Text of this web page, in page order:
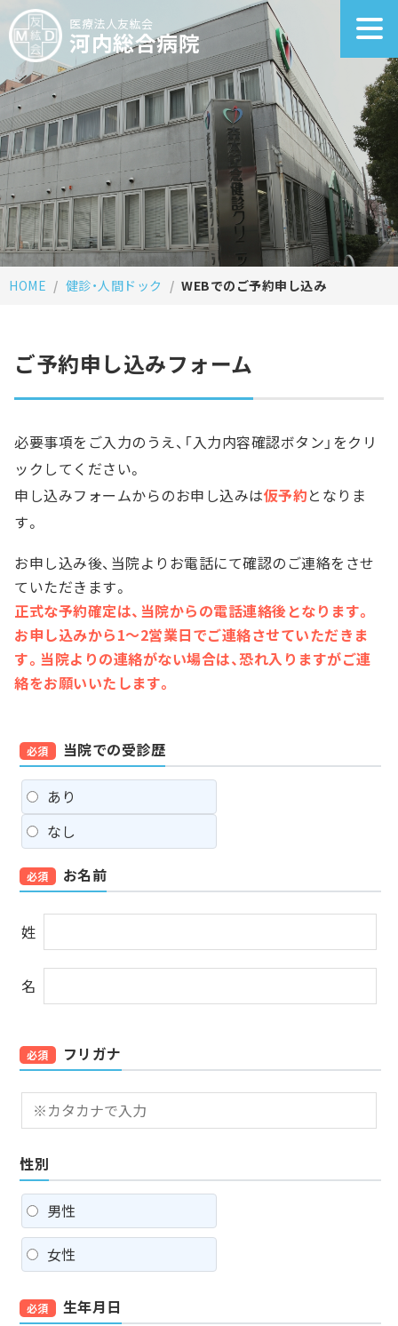
医療法人友紘会
河内総合病院
HOME 健診・人間ドック WEBでのご予約申し込み
ご予約申し込みフォーム
必要事項をご入力のうえ、「入力内容確認ボタン」をクリ
ックしてください。
申し込みフォームからのお申し込みは仮予約となりま
す。
お申し込み後、当院よりお電話にて確認のご連絡をさせ
ていただきます。
正式な予約確定は、当院からの電話連絡後となります。
お申し込みから1～2営業日でご連絡させていただきま
す。当院よりの連絡がない場合は、恐れ入りますがご連
絡をお願いいたします。
必須 当院での受診歴
あり
なし
必須 お名前
姓
名
必須 フリガナ
性別
男性
女性
必須 生年月日